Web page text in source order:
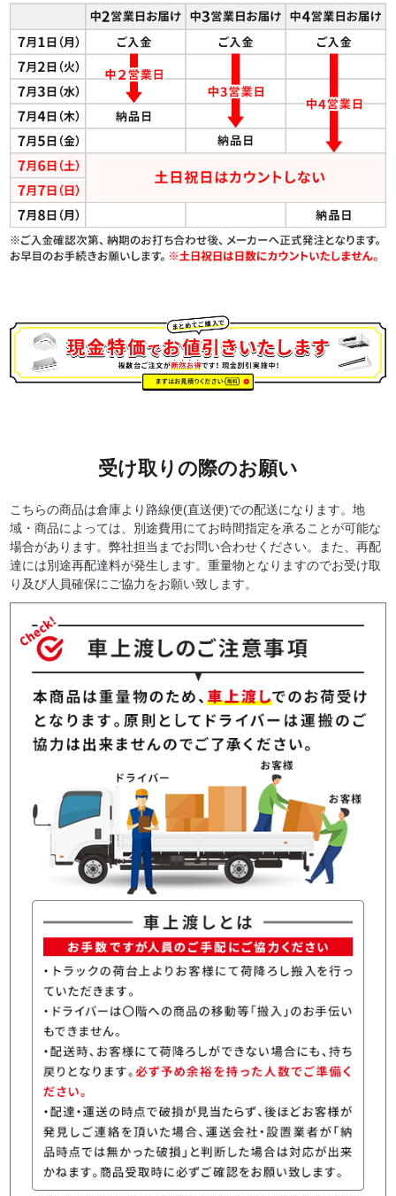
受け取りの際のお願い
こちらの商品は倉庫より路線便(直送便)での配送になります。地
域・商品によっては、別途費用にてお時間指定を承ることが可能な
場合があります。弊社担当までお問い合わせください。また、再配
達には別途再配達料が発生します。重量物となりますのでお受け取
り及び人員確保にご協力をお願い致します。